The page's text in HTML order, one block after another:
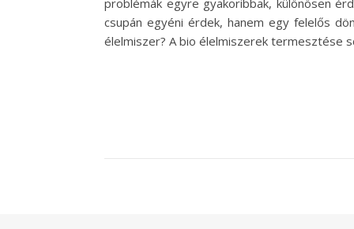
problémák egyre gyakoribbak, különösen
csupán egyéni érdek, hanem egy felelős
élelmiszer? A bio élelmiszerek termesztése